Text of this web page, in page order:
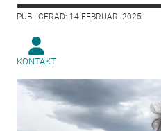
PUBLICERAD: 14 FEBRUARI 2025
KONTAKT